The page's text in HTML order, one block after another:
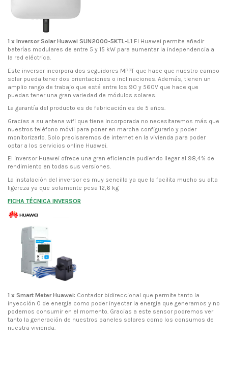
1 x Inversor Solar Huawei SUN2000-5KTL-L1 El Huawei permite añadir
baterías modulares de entre 5 y 15 kW para aumentar la independencia a
la red eléctrica.
Este inversor incorpora dos seguidores MPPT que hace que nuestro campo
solar pueda tener dos orientaciones o inclinaciones. Además, tienen un
amplio rango de trabajo que está entre los 90 y 560V que hace que
puedas tener una gran variedad de módulos solares.
La garantía del producto es de fabricación es de 5 años.
Gracias a su antena wifi que tiene incorporada no necesitaremos más que
nuestros teléfono móvil para poner en marcha configurarlo y poder
monitorizarlo. Solo precisaremos de internet en la vivienda para poder
optar a los servicios online Huawei.
El inversor Huawei ofrece una gran eficiencia pudiendo llegar al 98,4% de
rendimiento en todas sus versiones.
La instalación del inversor es muy sencilla ya que la facilita mucho su alta
ligereza ya que solamente pesa 12,6 kg
FICHA TÉCNICA INVERSOR
1 x Smart Meter Huawei: Contador bidireccional que permite tanto la
inyección 0 de energía como poder inyectar la energía que generamos y no
podemos consumir en el momento. Gracias a este sensor podremos ver
tanto la generación de nuestros paneles solares como los consumos de
nuestra vivienda.